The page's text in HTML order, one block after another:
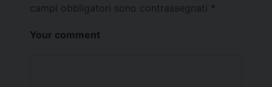
campi obbligatori sono contrassegnati *
Your comment